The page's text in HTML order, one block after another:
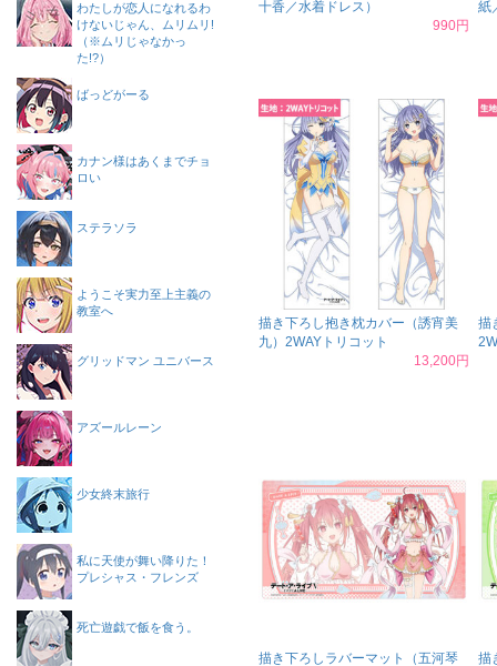
十香／水着ドレス）
990円
紙
描き下ろし抱き枕カバー（誘宵美
九）2WAYトリコット
13,200円
描
描き下ろしラバーマット（五河琴
描
わたしが恋人になれるわ
けないじゃん、ムリムリ!
（※ムリじゃなかっ
た!?）
ばっどがーる
カナン様はあくまでチョ
ロい
ステラソラ
ようこそ実力至上主義の
教室へ
グリッドマン ユニバース
アズールレーン
少女終末旅行
私に天使が舞い降りた！
プレシャス・フレンズ
死亡遊戯で飯を食う。